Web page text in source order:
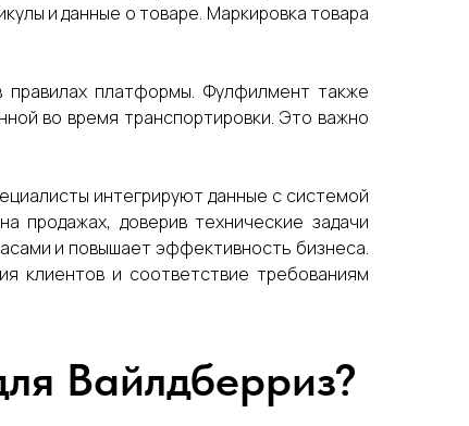
и данные о товаре. Маркировка товара
правилах платформы. Фулфилмент также
во время транспортировки. Это важно
интегрируют данные с системой
продажах, доверив технические задачи
и повышает эффективность бизнеса.
клиентов и соответствие требованиям
Вайлдберриз?